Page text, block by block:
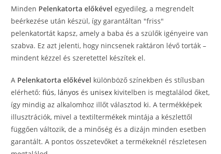
Minden Pelenkatorta előkével egyedileg, a megrendelt
beérkezése után készül, így garantáltan "friss"
pelenkatortát kapsz, amely a baba és a szülők igényeire van
szabva. Ez azt jelenti, hogy nincsenek raktáron lévő torták –
mindent kézzel és szeretettel készítek el.
A Pelenkatorta előkével különböző színekben és stílusban
elérhető:fiús, lányos és unisex kivitelben is megtalálod őket,
így mindig az alkalomhoz illőt választod ki. A termékképek
illusztrációk, mivel a textiltermékek mintája a készlettől
függően változik, de a minőség és a dizájn minden esetben
garantált. A pontos összetevőket a termékeknél részletesen